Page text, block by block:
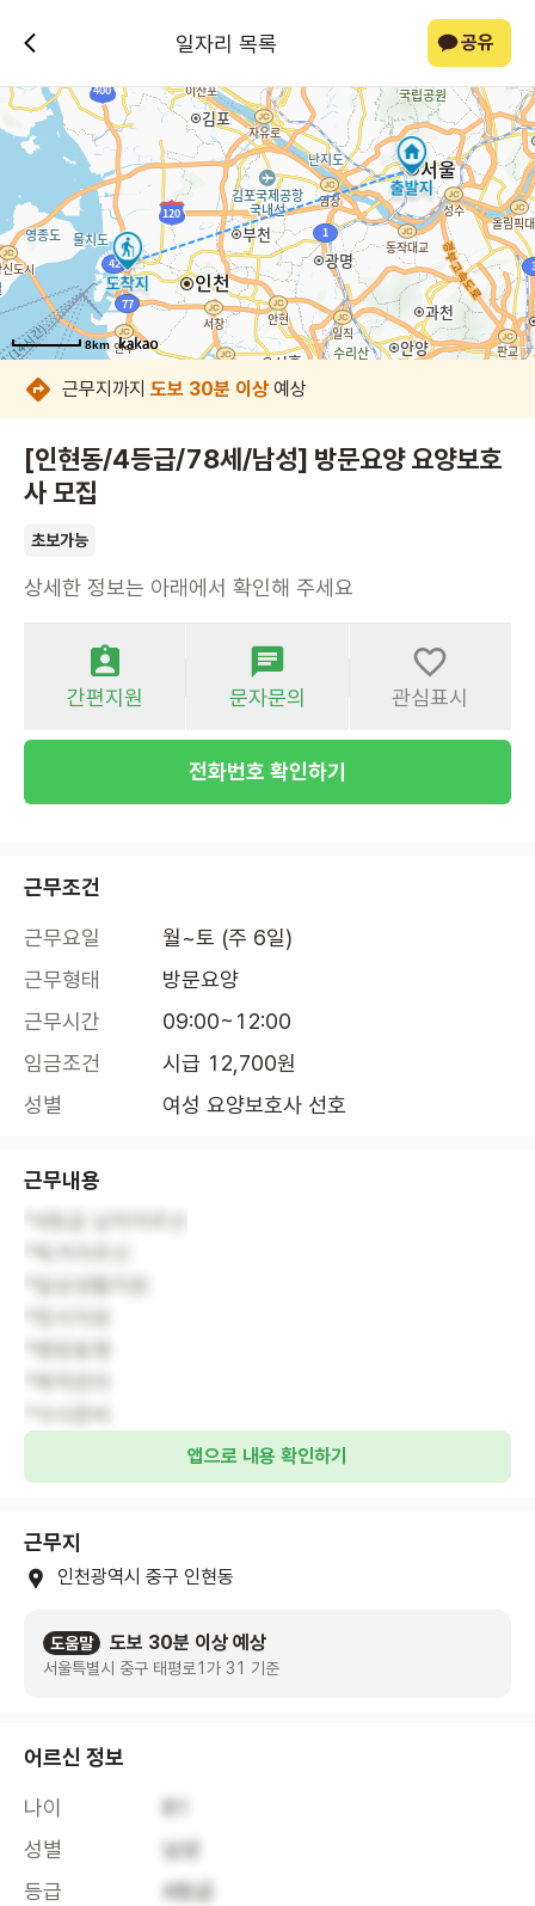
일자리 목록 공유
8km
8km
8km
8km
8km
8km
8km
8km
근무지까지 도보 30분 이상 예상
[인현동/4등급/78세/남성] 방문요양 요양보호
사 모집
초보가능
상세한 정보는 아래에서 확인해 주세요
간편지원 문자문의 관심표시
전화번호 확인하기
근무조건
근무요일
월~토 (주 6일)
근무형태
방문요양
근무시간
09:00~12:00
임금조건
시급 12,700원
성별
여성 요양보호사 선호
근무내용
앱으로 내용 확인하기
근무지
인천광역시 중구 인현동
도움말 도보 30분 이상 예상
서울특별시 중구 태평로1가 31 기준
어르신 정보
나이
성별
남성
등급
4등급